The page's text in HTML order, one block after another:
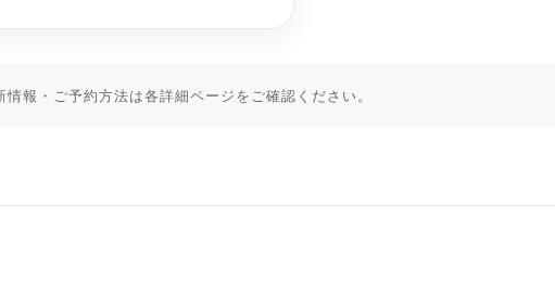
報・ご予約方法は各詳細ページをご確認ください。